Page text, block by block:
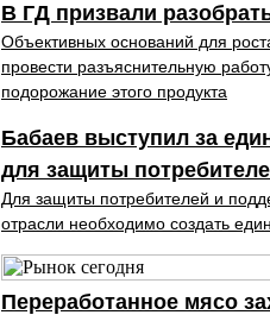
В ГД призвали
Объективных оснований для
провести разъяснительную
подорожание этого продукта
Бабаев выступил за
для защиты
Для защиты потребителей и
отрасли необходимо создать
Переработанное мясо